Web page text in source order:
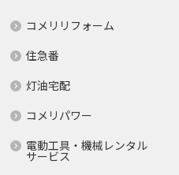
コメリリフォーム
住急番
灯油宅配
コメリパワー
電動工具・機械レンタル
サービス